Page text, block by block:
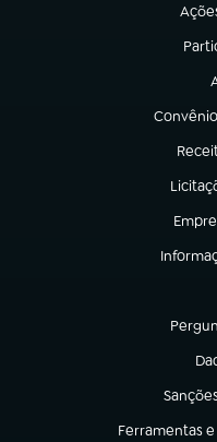
(abre em
(abre
(abre
(abre
(abre
(abre
(abre
Ferramentas
(abre em nova